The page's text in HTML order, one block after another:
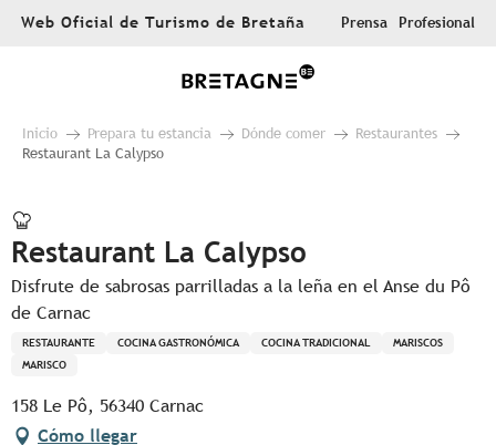
AllerWeb Oficial de Turismo de Bretaña Prensa Profesional
Inicio Prepara tu estancia Dónde comer
Restaurantes
Restaurant La Calypso
Restaurant La Calypso
Disfrute de sabrosas parrilladas a la leña en el Anse du Pô
de Carnac
RESTAURANTE COCINA GASTRONÓMICA COCINA TRADICIONAL
MARISCOS
MARISCO
158 Le Pô, 56340 Carnac
Cómo llegar